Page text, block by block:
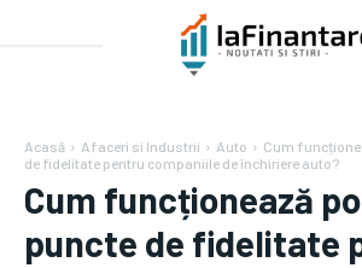
Acasă Afaceri si Industrii Auto
Cum
de fidelitate pentru companiile de închiriere auto?
Cum funcționează
puncte de fidelitate